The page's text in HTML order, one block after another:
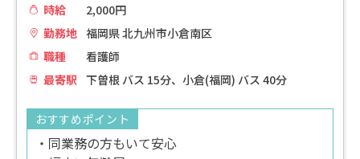
時給
2,000円
勤務地 福岡県 北九州市小倉南区
職種
看護師
最寄駅 下曽根 バス 15分、小倉(福岡) バス 40分
おすすめポイント
・同業務の方もいて安心